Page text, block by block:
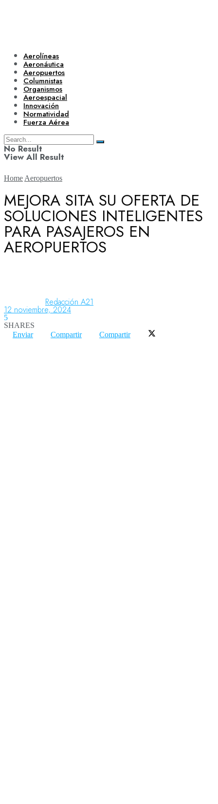
Aerolíneas
Aeronáutica
Aeropuertos
Columnistas
Organismos
Aeroespacial
Innovación
Normatividad
Fuerza Aérea
No Result
View All Result
Aerolíneas
Aeronáutica
Home Aeropuertos
MEJORA SITA SU OFERTA DE
SOLUCIONES INTELIGENTES
PARA PASAJEROS EN
AEROPUERTOS
Redacción A21
12 noviembre, 2024
5
SHARES
Enviar
Compartir Compartir